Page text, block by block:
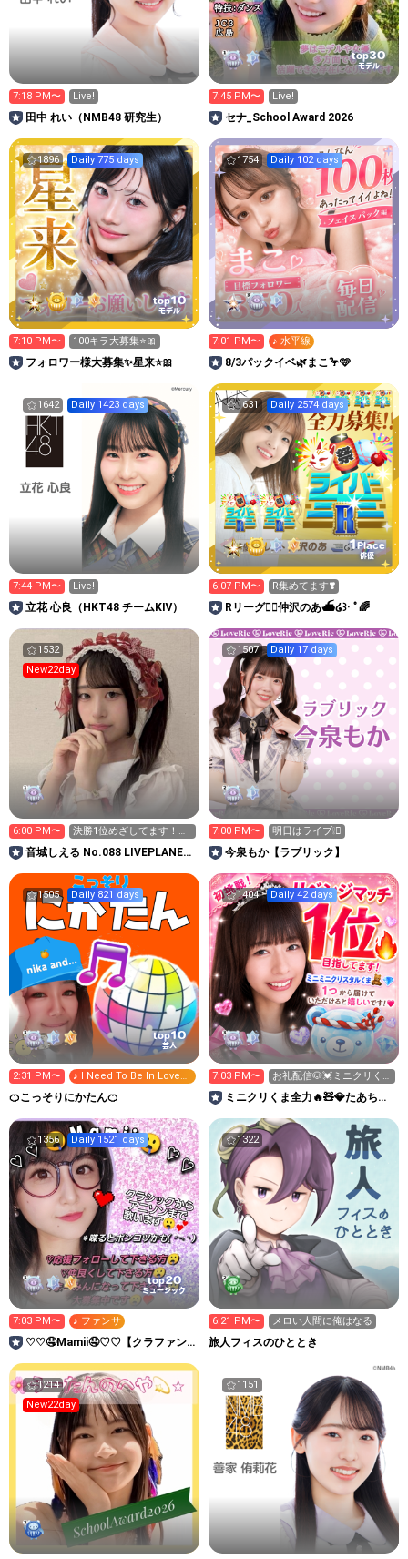
7:18 PM〜 Live!
田中 れい（NMB48 研究生）
top30
モデル
7:45 PM〜 Live!
セナ_School Award 2026
1896 Daily 775 days
top10
モデル
7:10 PM〜 100キラ大募集⭐️🎀
フォロワー様大募集✨星来⭐️🎀
1754 Daily 102 days
7:01 PM〜 ♪ 水平線
8/3パックイベ🌿まこ🦩🩷
1642 Daily 1423 days
7:44 PM〜 Live!
立花 心良（HKT48 チームKⅣ）
1631 Daily 2574 days
1 Place
俳優
6:07 PM〜 R集めてます❣️
Rリーグ❤️‍🔥仲沢のあ⛴໒꒱· ﾟ🌈
1532
New22day
6:00 PM〜
決勝1位めざしてます！今
日Ptは1.2倍です‼️
音城しえる No.088 LIVEPLANET
1507 Daily 17 days
7:00 PM〜 明日はライブ❕🫪
今泉もか【ラブリック】
1505 Daily 821 days
top10
芸人
2:31 PM〜
♪ I Need To Be In Love
[青春の輝き]
🍊こっそりにかたん🍊
1404 Daily 42 days
7:03 PM〜
お礼配信🐶💓ミニクリく
ま欲しいです🧸💎🔥🔥🔥
ミニクリくま全力🔥🧸💎たあちゃ
1356 Daily 1521 days
top20
ミュージック
7:03 PM〜 ♪ ファンサ
♡♡🤤Mamii🤤♡♡【クラファン
1322
6:21 PM〜 メロい人間に俺はなる
旅人フィスのひととき
1214
New22day
1151